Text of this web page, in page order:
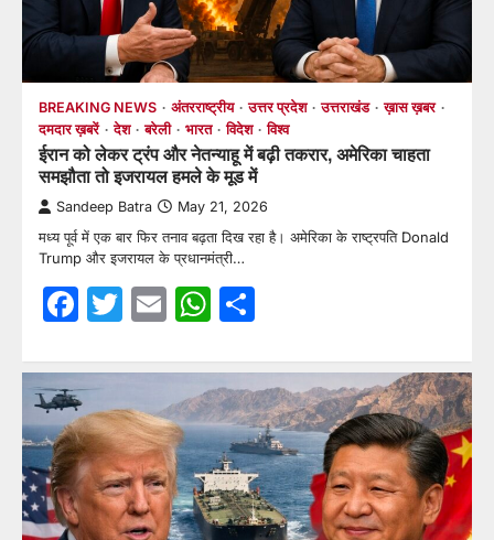
BREAKING NEWS अंतरराष्ट्रीय उत्तर प्रदेश उत्तराखंड
ख़ास ख़बर
दमदार ख़बरें
देश बरेली भारत विदेश विश्व
ईरान को लेकर ट्रंप और नेतन्याहू में बढ़ी तकरार, अमेरिका चाहता
समझौता तो इजरायल हमले के मूड में
Sandeep Batra May 21, 2026
मध्य पूर्व में एक बार फिर तनाव बढ़ता दिख रहा है। अमेरिका के राष्ट्रपति Donald
Trump और इजरायल के प्रधानमंत्री…
Facebook
Twitter
EmailWhatsApp